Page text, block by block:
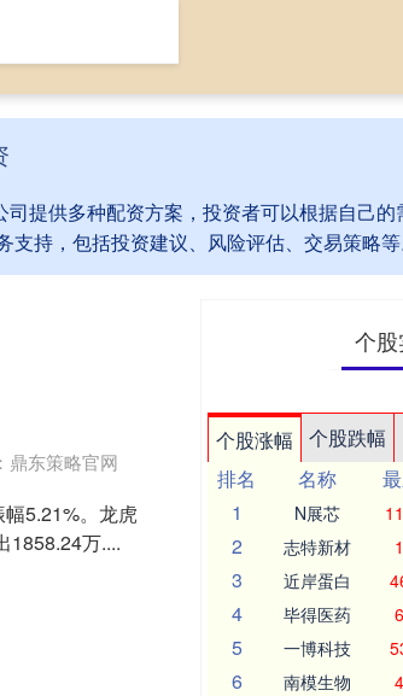
提供多种配资方案，投资者可以根据自己的
持，包括投资建议、风险评估、交易策略等
鼎东策略官网
5.21%。龙虎
1858.24万....
个
个股涨幅 个股跌幅
排名
名称
1
N展芯
2 志特新材
3 近岸蛋白
4 毕得医药
5 一博科技
6 南模生物